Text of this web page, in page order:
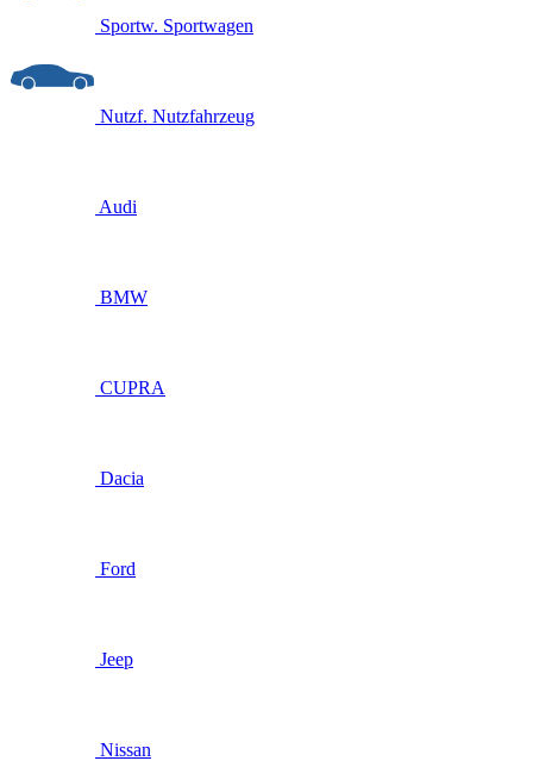
Sportw. Sportwagen
Nutzf. Nutzfahrzeug
Audi
BMW
CUPRA
Dacia
Ford
Jeep
Nissan